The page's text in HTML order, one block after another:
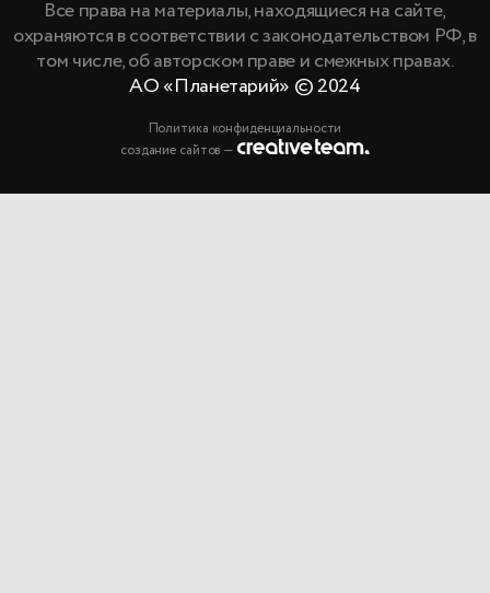
Все права на материалы, находящиеся на сайте,
охраняются в соответствии с законодательством РФ, в
том числе, об авторском праве и смежных правах.
АО «Планетарий» © 2024
Политика конфиденциальности
создание сайтов —